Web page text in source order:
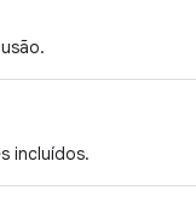
incluídos.